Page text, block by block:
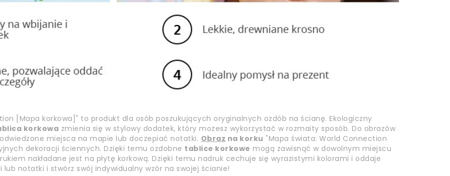
[Mapa korkowa]" to produkt dla osób poszukujących oryginalnych ozdób na ścianę. Ekologiczny
korkowa zmienia się w stylowy dodatek, który możesz wykorzystać w rozmaity sposób. Do obrazów
miejsca na mapie lub doczepiać notatki. Obraz na korku "Mapa świata: World Connection
dekoracji ściennych. Dzięki temu ozdobne tablice korkowe mogą zawisnąć w dowolnym miejscu
nakładane jest na płytę korkową. Dzięki temu nadruk cechuje się wyrazistymi kolorami i oddaje
notatki i stwórz swój indywidualny wzór na swojej ścianie!